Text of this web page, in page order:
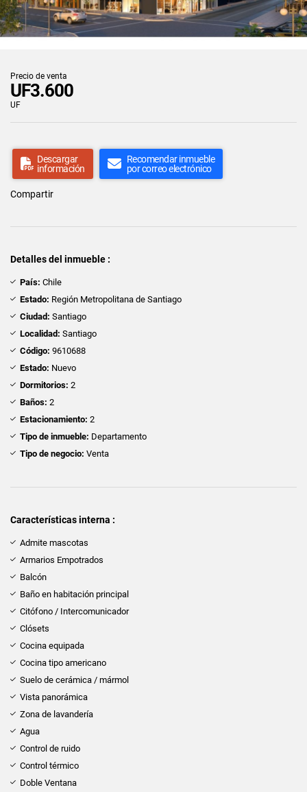
Precio de venta
UF3.600
UF
Descargar
información
Recomendar inmueble
por correo electrónico
Compartir
Detalles del inmueble :
País: Chile
Estado: Región Metropolitana de Santiago
Ciudad: Santiago
Localidad: Santiago
Código: 9610688
Estado: Nuevo
Dormitorios: 2
Baños: 2
Estacionamiento: 2
Tipo de inmueble: Departamento
Tipo de negocio: Venta
Características interna :
Admite mascotas
Armarios Empotrados
Balcón
Baño en habitación principal
Citófono / Intercomunicador
Clósets
Cocina equipada
Cocina tipo americano
Suelo de cerámica / mármol
Vista panorámica
Zona de lavandería
Agua
Control de ruido
Control térmico
Doble Ventana